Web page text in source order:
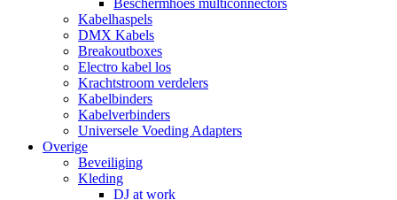
Beschermhoes multiconnectors
Kabelhaspels
DMX Kabels
Breakoutboxes
Electro kabel los
Krachtstroom verdelers
Kabelbinders
Kabelverbinders
Universele Voeding Adapters
Overige
Beveiliging
Kleding
DJ at work